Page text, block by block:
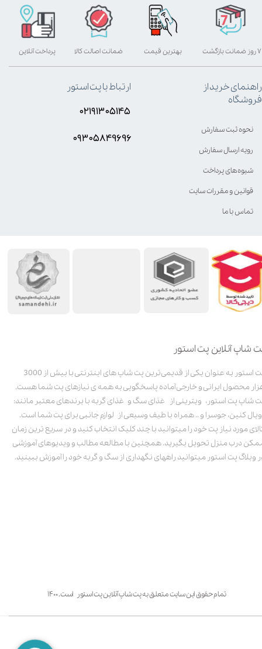
شاپ آنلاین پت استور
پت استور به عنوان یکی از قدیمی‌ترین پت شاپ های اینترنتی با بیش از 3000
محصول ایرانی و خارجی آماده پاسخگویی به همه ی نیازهای پت شما هست.
شاپ پت استور، ویترینی از غذای سگ و غذای گربه با برندهای معتبر مانند:
کنین، جوسرا و .. همراه با طیف وسیعی از لوازم جانبی برای پت شما است.
مورد نیاز پت خود را میتوانید با چند کلیک انتخاب کنید و در سریع ترین زمان
درب منزل تحویل بگیرید. همچنین با مطالعه مطالب و ویدیوهای آموزشی
وبلاگ پت استور میتوانید راههای نگهداری از سگ و گربه خود را آموزش ببینید.
تمام حقوق این سایت متعلق به پت شاپ آنلاین پت استور است. ۱۴۰۰
بهترین قیمت پرداخت آنلاین ۷ روز ضمانت بازگشت ضمانت اصالت کالا
راهنمای خرید از
فروشگاه
نحوه ثبت سفارش
رویه ارسال سفارش
شیوه‌های پرداخت
قوانین و مقررات سایت
تماس با ما
ارتباط با پت استور
۰۲۱۹۱۳۰۵۱۴۵
۰۹۳۰۵8۴9696